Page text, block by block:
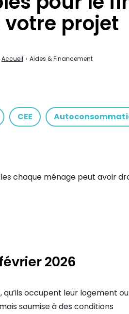
votre projet
Accueil › Aides & Financement
CEE
chaque ménage peut avoir
2026
qu’ils occupent leur logement ou
soumise à des conditions